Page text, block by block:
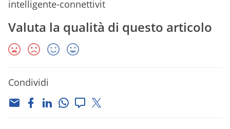
intelligente-connettivit
Valuta la qualità di questo articolo
Condividi